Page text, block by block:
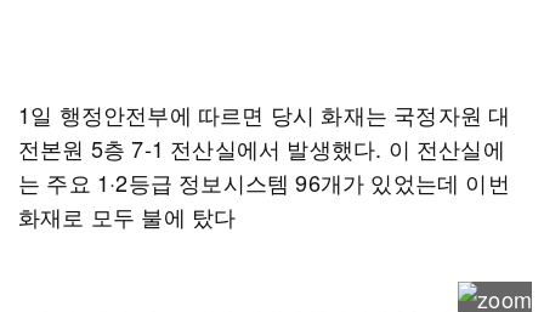
1일 행정안전부에 따르면 당시 화재는 국정자원 대
전본원 5층 7-1 전산실에서 발생했다. 이 전산실에
는 주요 1·2등급 정보시스템 96개가 있었는데 이번
화재로 모두 불에 탔다